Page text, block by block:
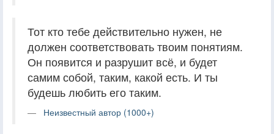
Тот кто тебе действительно нужен, не
должен соответствовать твоим понятиям.
Он появится и разрушит всё, и будет
самим собой, таким, какой есть. И ты
будешь любить его таким.
Неизвестный автор (1000+)